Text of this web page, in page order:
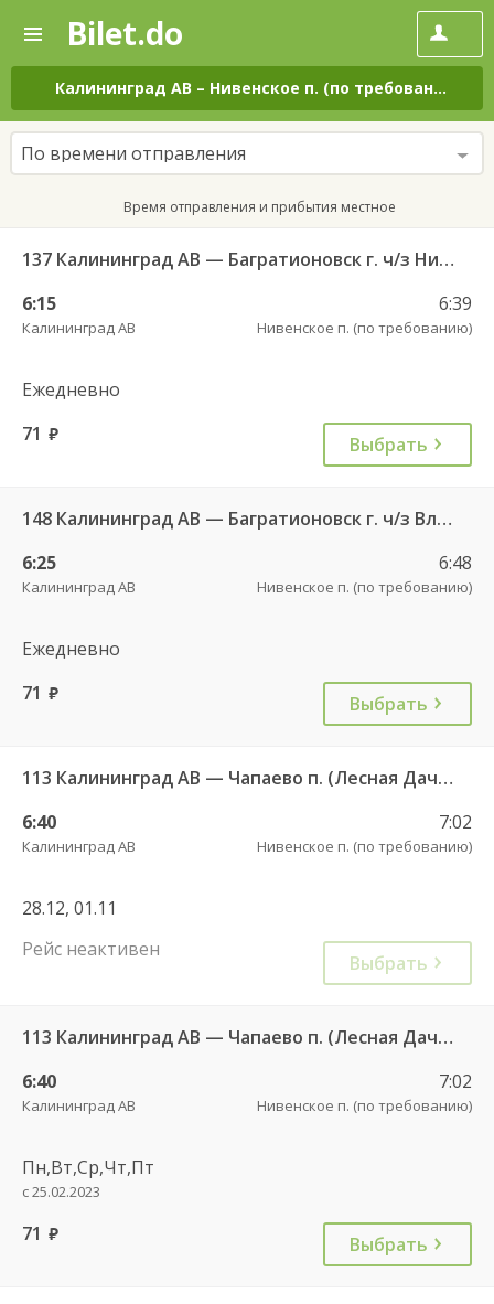
—
Поиск
и
покупка
билетов
на
автобус
онлайн
Bilet.do
Калининград АВ – Нивенское п. (по требованию)
По времени отправления
Время отправления и прибытия местное
137 Калининград АВ — Багратионовск г. ч/з Нивенское п., Славяновка п.
6:15
Калининград АВ
6:39
Нивенское п. (по требованию)
Ежедневно
71 руб. Выбрать
148 Калининград АВ — Багратионовск г. ч/з Владимирово п., Славское п., Долгоруково п.
6:25
Калининград АВ
6:48
Нивенское п. (по требованию)
Ежедневно
71 руб. Выбрать
113 Калининград АВ — Чапаево п. (Лесная Дача) ч/з Багратионовск г., Долгоруково п.
6:40
Калининград АВ
7:02
Нивенское п. (по требованию)
28.12, 01.11
Рейс неактивен
Выбрать
113 Калининград АВ — Чапаево п. (Лесная Дача) ч/з Багратионовск г., Долгоруково п.
6:40
Калининград АВ
7:02
Нивенское п. (по требованию)
Пн,Вт,Ср,Чт,Пт
с 25.02.2023
71 руб. Выбрать